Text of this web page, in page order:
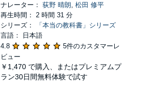
ナレーター： 荻野 晴朗, 松田 修平
再生時間： 2 時間 31 分
シリーズ：
「本当の教科書」シリーズ
言語： 日本語
4.8
5件のカスタマーレ
ビュー
￥1,470 で購入、またはプレミアムプ
ラン30日間無料体験で試す